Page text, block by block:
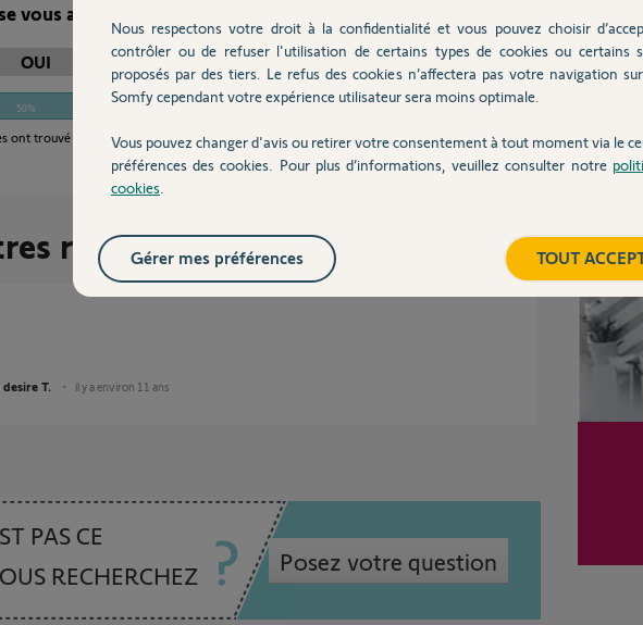
vous a-t-elle aidé ?
OUI
50%
ont trouvé cette réponse utile
réponses
desire T. il y a environ 11 ans
PAS CE
RECHERCHEZ
Posez votre question
17
Nous respectons votre droit à la confidentialité et vous pouvez choisir
contrôler ou de refuser l'utilisation de certains types de cookies ou certains
proposés par des tiers. Le refus des cookies n’affectera pas votre navigation
Somfy cependant votre expérience utilisateur sera moins optimale.
Vous pouvez changer d'avis ou retirer votre consentement à tout moment via le
préférences des cookies. Pour plus d’informations, veuillez consulter notre
cookies
TOUT
Gérer mes préférences